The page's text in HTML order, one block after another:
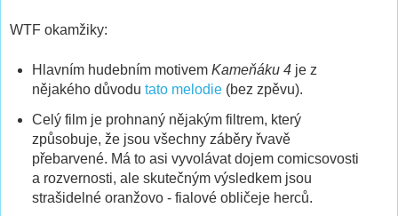
WTF okamžiky:
Hlavním hudebním motivem Kameňáku 4je z
nějakého důvodu tato melodie(bez zpěvu).
Celý film je prohnaný nějakým filtrem, který
způsobuje, že jsou všechny záběry řvavě
přebarvené. Má to asi vyvolávat dojem comicsovosti
a rozvernosti, ale skutečným výsledkem jsou
strašidelné oranžovo - fialové obličeje herců.